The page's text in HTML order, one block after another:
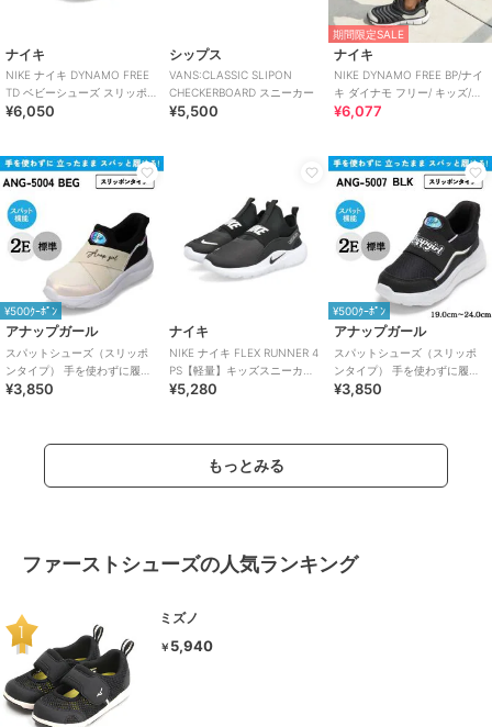
ナイキ
NIKE ナイキ DYNAMO FREE
TD ベビーシューズ スリッポン
(ダイナモフリーTD)
¥6,050
シップス
VANS:CLASSIC SLIPON
CHECKERBOARD スニーカー
¥5,500
期間限定SALE
ナイキ
NIKE DYNAMO FREE BP/ナイ
キ ダイナモ フリー/ キッズ/ス
リッポン
¥6,077
¥500ｸｰﾎﾟﾝ
アナップガール
スパットシューズ（スリッポ
ンタイプ） 手を使わずに履け
る 【19.0cm～24.0cm】
¥3,850
ナイキ
NIKE ナイキ FLEX RUNNER 4
PS【軽量】キッズスニーカー
スリッポン 子供靴
¥5,280
¥500ｸｰﾎﾟﾝ
アナップガール
スパットシューズ（スリッポ
ンタイプ） 手を使わずに履け
る 【19.0cm～24.0cm】
¥3,850
もっとみる
ファーストシューズの人気ランキング
ミズノ
￥ 5,940